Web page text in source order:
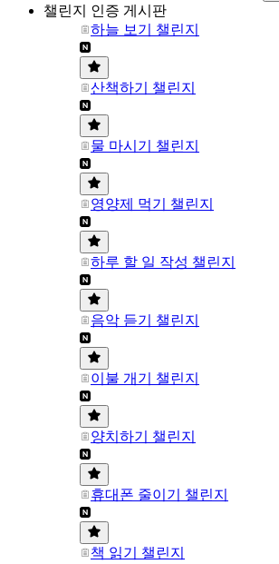
챌린지 인증 게시판
하늘 보기 챌린지
산책하기 챌린지
물 마시기 챌린지
영양제 먹기 챌린지
하루 할 일 작성 챌린지
음악 듣기 챌린지
이불 개기 챌린지
양치하기 챌린지
휴대폰 줄이기 챌린지
책 읽기 챌린지